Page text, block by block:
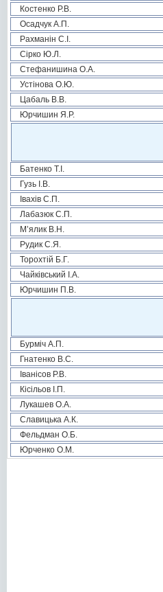
Костенко Р.В.
Осадчук А.П.
Рахманін С.І.
Сірко Ю.Л.
Стефанишина О.А.
Устінова О.Ю.
Цабаль В.В.
Юрчишин Я.Р.
Батенко Т.І.
Гузь І.В.
Івахів С.П.
Лабазюк С.П.
М’ялик В.Н.
Рудик С.Я.
Торохтій Б.Г.
Чайківський І.А.
Юрчишин П.В.
Бурміч А.П.
Гнатенко В.С.
Іванісов Р.В.
Кісільов І.П.
Лукашев О.А.
Славицька А.К.
Фельдман О.Б.
Юрченко О.М.